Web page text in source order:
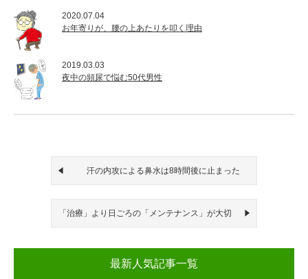
2020.07.04
お年寄りが、腰の上あたりを叩く理由
2019.03.03
夜中の頻尿で悩む50代男性
汗の内攻による鼻水は8時間後に止まった
「治療」より日ごろの「メンテナンス」が大切
最新人気記事一覧